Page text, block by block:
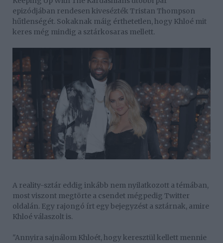
epizódjában rendesen kivesézték Tristan Thompson
hűtlenségét. Sokaknak máig érthetetlen, hogy Khloé mit
keres még mindig a sztárkosaras mellett.
A reality-sztár eddig inkább nem nyilatkozott a témában,
most viszont megtörte a csendet mégpedig Twitter
oldalán. Egy rajongó írt egy bejegyzést a sztárnak, amire
Khloé válaszolt is.
"Annyira sajnálom Khloét, hogy keresztül kellett mennie